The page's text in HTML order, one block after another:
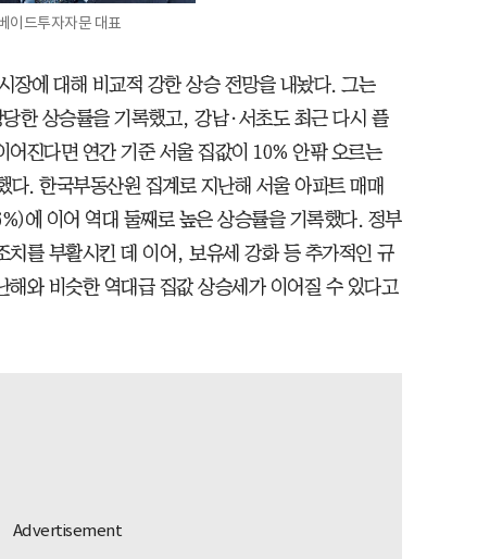
이드투자자문 대표
장에 대해 비교적 강한 상승 전망을 내놨다. 그는
한 상승률을 기록했고, 강남·서초도 최근 다시 플
진다면 연간 기준 서울 집값이 10% 안팎 오르는
다. 한국부동산원 집계로 지난해 서울 아파트 매매
에 이어 역대 둘째로 높은 상승률을 기록했다. 정부
치를 부활시킨 데 이어, 보유세 강화 등 추가적인 규
해와 비슷한 역대급 집값 상승세가 이어질 수 있다고